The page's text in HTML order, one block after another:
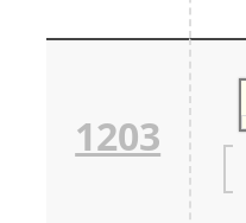
1203